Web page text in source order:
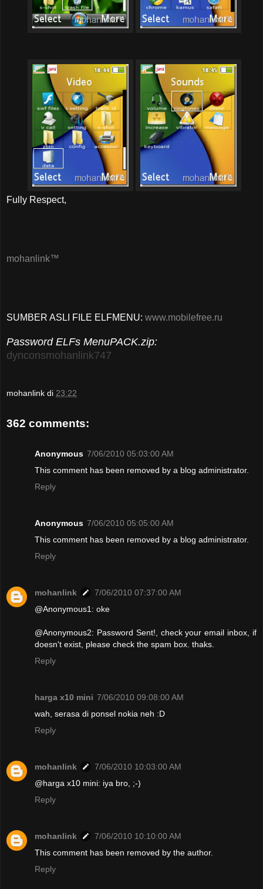
Fully Respect,
mohanlink™
SUMBER ASLI FILE ELFMENU: www.mobilefree.ru
Password ELFs MenuPACK.zip:
dynconsmohanlink747
mohanlink di 23:22
362 comments:
Anonymous 7/06/2010 05:03:00 AM
This comment has been removed by a blog administrator.
Reply
Anonymous 7/06/2010 05:05:00 AM
This comment has been removed by a blog administrator.
Reply
mohanlink
7/06/2010 07:37:00 AM
@Anonymous1: oke
@Anonymous2: Password Sent!, check your email inbox, if
doesn't exist, please check the spam box. thaks.
Reply
harga x10 mini 7/06/2010 09:08:00 AM
wah, serasa di ponsel nokia neh :D
Reply
mohanlink
7/06/2010 10:03:00 AM
@harga x10 mini: iya bro, ;-)
Reply
mohanlink
7/06/2010 10:10:00 AM
This comment has been removed by the author.
Reply